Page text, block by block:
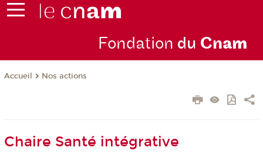
Fondation du Cnam
Accueil Nos actions
Chaire Santé intégrative